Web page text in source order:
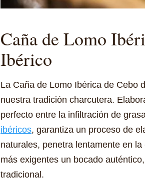
Caña de Lomo
Ibérico
La Caña de Lomo Ibérica de Cebo
nuestra tradición charcutera.
perfecto entre la infiltración de
ibéricos, garantiza un proceso de
naturales, penetra lentamente en
más exigentes un bocado
tradicional.